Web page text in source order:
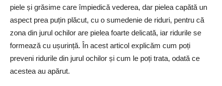
piele și grăsime care împiedică vederea, dar pielea capătă un
aspect prea puțin plăcut, cu o sumedenie de riduri, pentru că
zona din jurul ochilor are pielea foarte delicată, iar ridurile se
formează cu ușurință. În acest articol explicăm cum poți
preveni ridurile din jurul ochilor și cum le poți trata, odată ce
acestea au apărut.